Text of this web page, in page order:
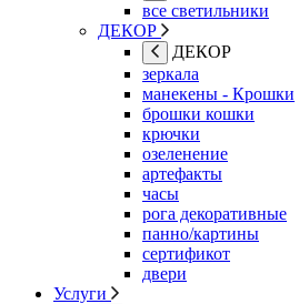
все светильники
ДЕКОР
ДЕКОР
зеркала
манекены - Крошки
брошки кошки
крючки
озеленение
артефакты
часы
рога декоративные
панно/картины
сертификот
двери
Услуги